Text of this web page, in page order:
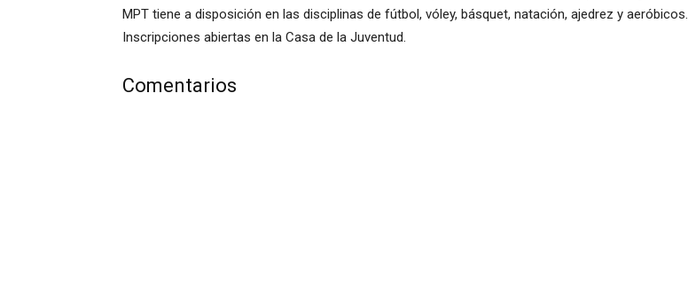
MPT tiene a disposición en las disciplinas de fútbol, vóley, básquet, natación, ajedrez y aeróbicos.
Inscripciones abiertas en la Casa de la Juventud.
Comentarios